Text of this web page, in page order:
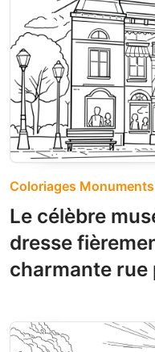
Coloriages
Le célèbre
dresse
charmante rue